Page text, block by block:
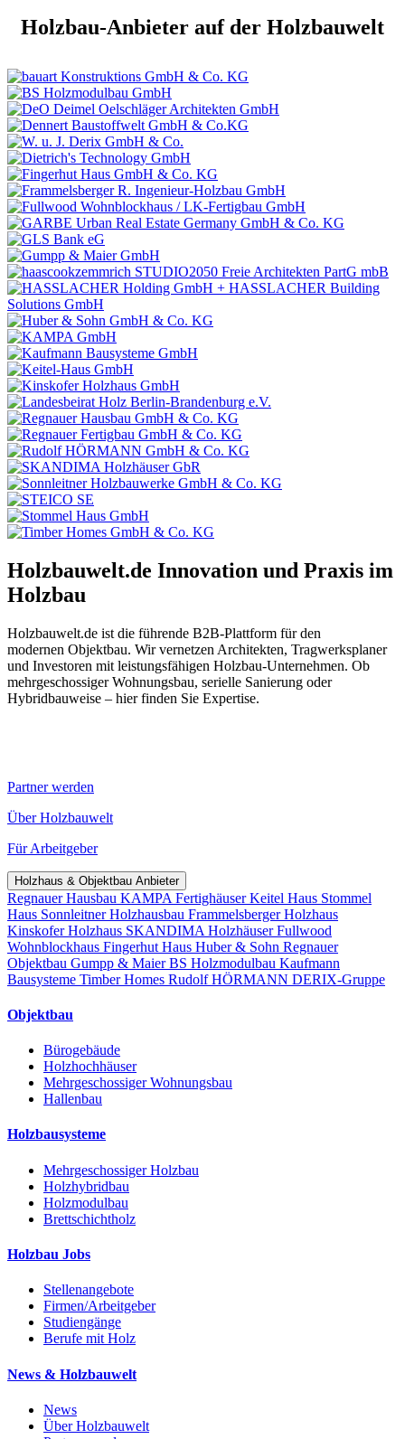
Holzbau-Anbieter auf der Holzbauwelt
Holzbauwelt.de Innovation und Praxis im
Holzbau
Holzbauwelt.de ist die führende B2B-Plattform für den
modernen Objektbau. Wir vernetzen Architekten, Tragwerksplaner
und Investoren mit leistungsfähigen Holzbau-Unternehmen. Ob
mehrgeschossiger Wohnungsbau, serielle Sanierung oder
Hybridbauweise – hier finden Sie Expertise.
Partner werden
Über Holzbauwelt
Für Arbeitgeber
Holzhaus & Objektbau Anbieter
Regnauer Hausbau KAMPA FertighäuserKeitel Haus Stommel
Haus Sonnleitner Holzhausbau Frammelsberger Holzhaus
Kinskofer Holzhaus SKANDIMA HolzhäuserFullwood
Wohnblockhaus Fingerhut Haus Huber & Sohn Regnauer
Objektbau Gumpp & MaierBS Holzmodulbau Kaufmann
Bausysteme Timber Homes Rudolf HÖRMANN DERIX-Gruppe
Objektbau
Bürogebäude
Holzhochhäuser
Mehrgeschossiger Wohnungsbau
Hallenbau
Holzbausysteme
Mehrgeschossiger Holzbau
Holzhybridbau
Holzmodulbau
Brettschichtholz
Holzbau Jobs
Stellenangebote
Firmen/Arbeitgeber
Studiengänge
Berufe mit Holz
News & Holzbauwelt
News
Über Holzbauwelt